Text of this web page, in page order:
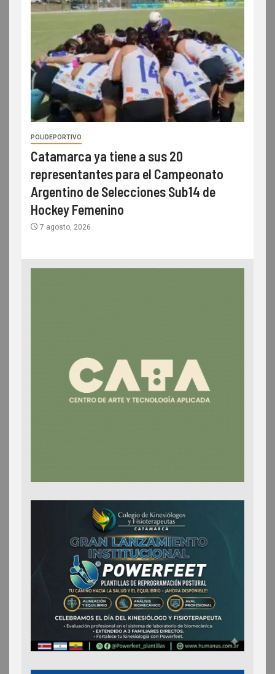
POLIDEPORTIVO
Catamarca ya tiene a sus 20
representantes para el Campeonato
Argentino de Selecciones Sub14 de
Hockey Femenino
7 agosto, 2026